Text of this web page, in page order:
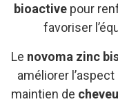
bioactive pour
favoriser
Le novoma zinc
améliorer
maintien de